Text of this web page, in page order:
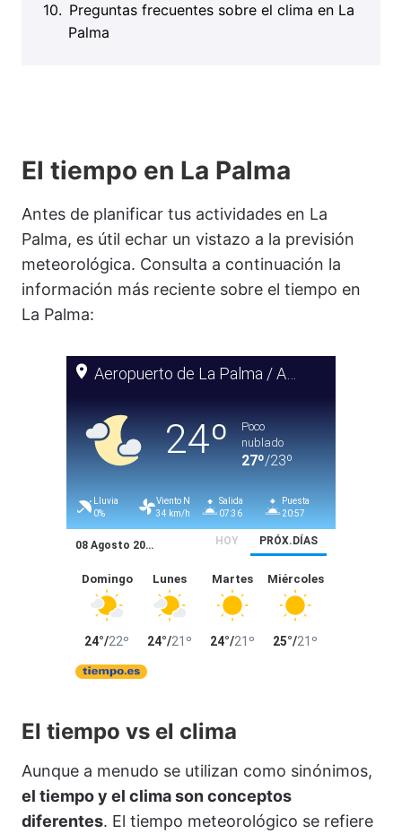
Preguntas frecuentes sobre el clima en La
Palma
El tiempo en La Palma
Antes de planificar tus actividades en La
Palma, es útil echar un vistazo a la previsión
meteorológica. Consulta a continuación la
información más reciente sobre el tiempo en
La Palma:
El tiempo vs el clima
Aunque a menudo se utilizan como sinónimos,
el tiempo y el clima son conceptos
diferentes. El tiempo meteorológico se refiere